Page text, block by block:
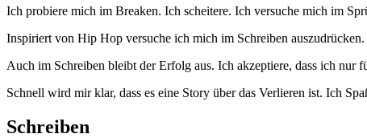
Ich probiere mich im Breaken. Ich scheitere. Ich versuche mich im
Inspiriert von Hip Hop versuche ich mich im Schreiben
Auch im Schreiben bleibt der Erfolg aus. Ich akzeptiere, dass ich nur
Schnell wird mir klar, dass es eine Story über das Verlieren ist. Ich
Schreiben